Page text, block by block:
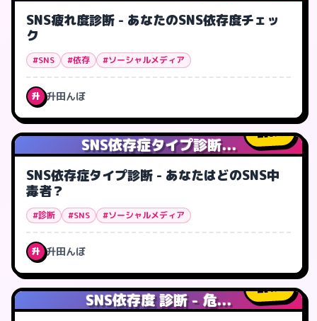
SNS疲れ度診断 - あなたのSNS依存度チェッ
ク
#SNS #依存 #ソーシャルメディア
升 升田んぼ
SNS依存症タイプ診断...
0人
SNS依存症タイプ診断 - あなたはどのSNS中
毒者？
#診断 #SNS #ソーシャルメディア
升 升田んぼ
SNS依存度 診断 - 危...
1人